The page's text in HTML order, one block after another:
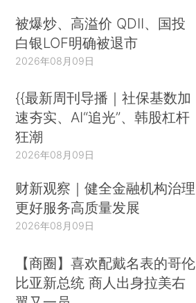
被爆炒、高溢价 QDII、国投
白银LOF明确被退市
2026年08月09日
{{最新周刊导播｜社保基数加
速夯实、AI“追光”、韩股杠杆
狂潮
2026年08月09日
财新观察｜健全金融机构治理
更好服务高质量发展
2026年08月09日
【商圈】喜欢配戴名表的哥伦
比亚新总统 商人出身拉美右